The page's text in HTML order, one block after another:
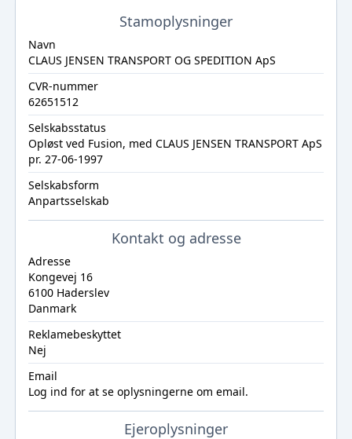
Stamoplysninger
Navn
CLAUS JENSEN TRANSPORT OG SPEDITION ApS
CVR-nummer
62651512
Selskabsstatus
Opløst ved Fusion, med CLAUS JENSEN TRANSPORT ApS
pr. 27-06-1997
Selskabsform
Anpartsselskab
Kontakt og adresse
Adresse
Kongevej 16
6100 Haderslev
Danmark
Reklamebeskyttet
Nej
Email
Log ind for at se oplysningerne om email.
Ejeroplysninger